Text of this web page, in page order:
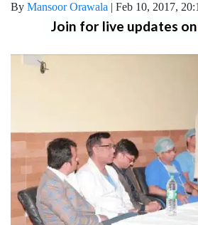
By Mansoor Orawala | Feb 10, 2017,
Join for live updates on